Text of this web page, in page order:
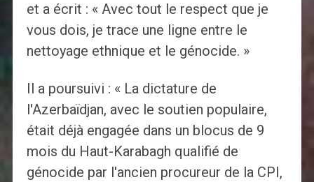
et a écrit : « Avec tout le respect que je
vous dois, je trace une ligne entre le
nettoyage ethnique et le génocide. »
Il a poursuivi : « La dictature de
l'Azerbaïdjan, avec le soutien populaire,
était déjà engagée dans un blocus de 9
mois du Haut-Karabagh qualifié de
génocide par l'ancien procureur de la CPI,